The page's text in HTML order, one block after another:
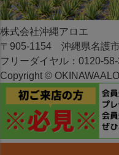
株式会社沖縄アロエ
〒905-1154 沖縄県名護市
フリーダイヤル：0120-
Copyright ©